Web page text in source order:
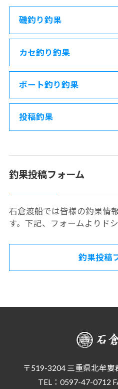
磯釣り釣果
カセ釣り釣果
ボート釣り釣果
投稿釣果
釣果投稿フォーム
石倉渡船では皆様の釣果情
す。下記、フォームよりド
釣果投稿
〒519-3204 三重県北牟
TEL：0597-47-0712